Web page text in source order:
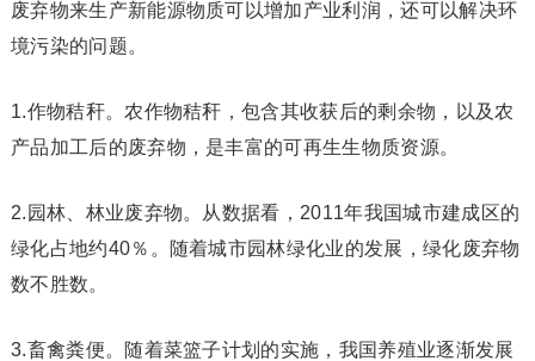
废弃物来生产新能源物质可以增加产业利润，还可以解决环
境污染的问题。
1.作物秸秆。农作物秸秆，包含其收获后的剩余物，以及农
产品加工后的废弃物，是丰富的可再生生物质资源。
2.园林、林业废弃物。从数据看，2011年我国城市建成区的
绿化占地约40％。随着城市园林绿化业的发展，绿化废弃物
数不胜数。
3.畜禽粪便。随着菜篮子计划的实施，我国养殖业逐渐发展